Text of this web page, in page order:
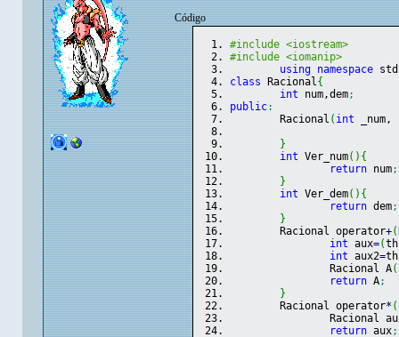
Código
#include <iostream>
#include <iomanip>
using namespace std
class Racional{
int num,dem;
public:
	Racional
( int _num,
}
int Ver_num( ) {
return num;
}
int Ver_dem( ) {
return dem;
}
	Racional operator
+(
int aux=(
int aux2=
		Racional A
(
return A;
}
	Racional operator
* (
Racional
return aux;